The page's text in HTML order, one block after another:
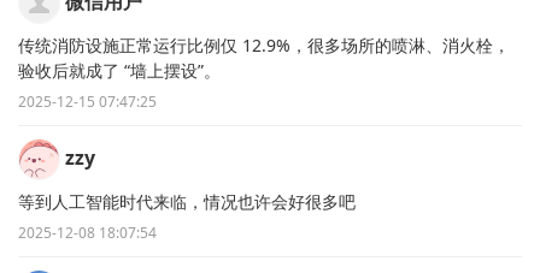
传统消防设施正常运行比例仅 12.9%，很多场所的喷淋、消火栓，
验收后就成了 “墙上摆设”。
2025-12-15 07:47:25
zzy
等到人工智能时代来临，情况也许会好很多吧
2025-12-08 18:07:54